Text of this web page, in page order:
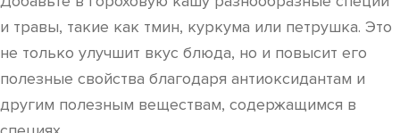
и травы, такие как тмин, куркума или петрушка. Это
не только улучшит вкус блюда, но и повысит его
полезные свойства благодаря антиоксидантам и
другим полезным веществам, содержащимся в